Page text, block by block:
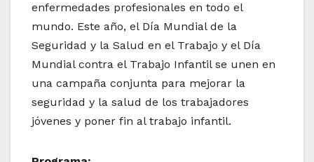
enfermedades profesionales en todo el
mundo. Este año, el Día Mundial de la
Seguridad y la Salud en el Trabajo y el Día
Mundial contra el Trabajo Infantil se unen en
una campaña conjunta para mejorar la
seguridad y la salud de los trabajadores
jóvenes y poner fin al trabajo infantil.